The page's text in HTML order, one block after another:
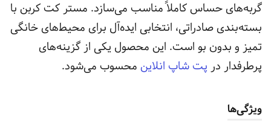
گربه‌های حساس کاملاً مناسب می‌سازد. مستر کت کربن با
بسته‌بندی صادراتی، انتخابی ایده‌آل برای محیط‌های خانگی
تمیز و بدون بو است. این محصول یکی از گزینه‌های
پرطرفدار درپت شاپ انلاینمحسوب می‌شود.
ویژگی‌ها